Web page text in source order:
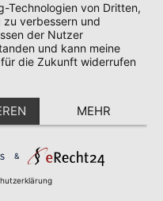
Technologien von Dritten,
verbessern und
der Nutzer
und kann meine
die Zukunft widerrufen
MEHR
&